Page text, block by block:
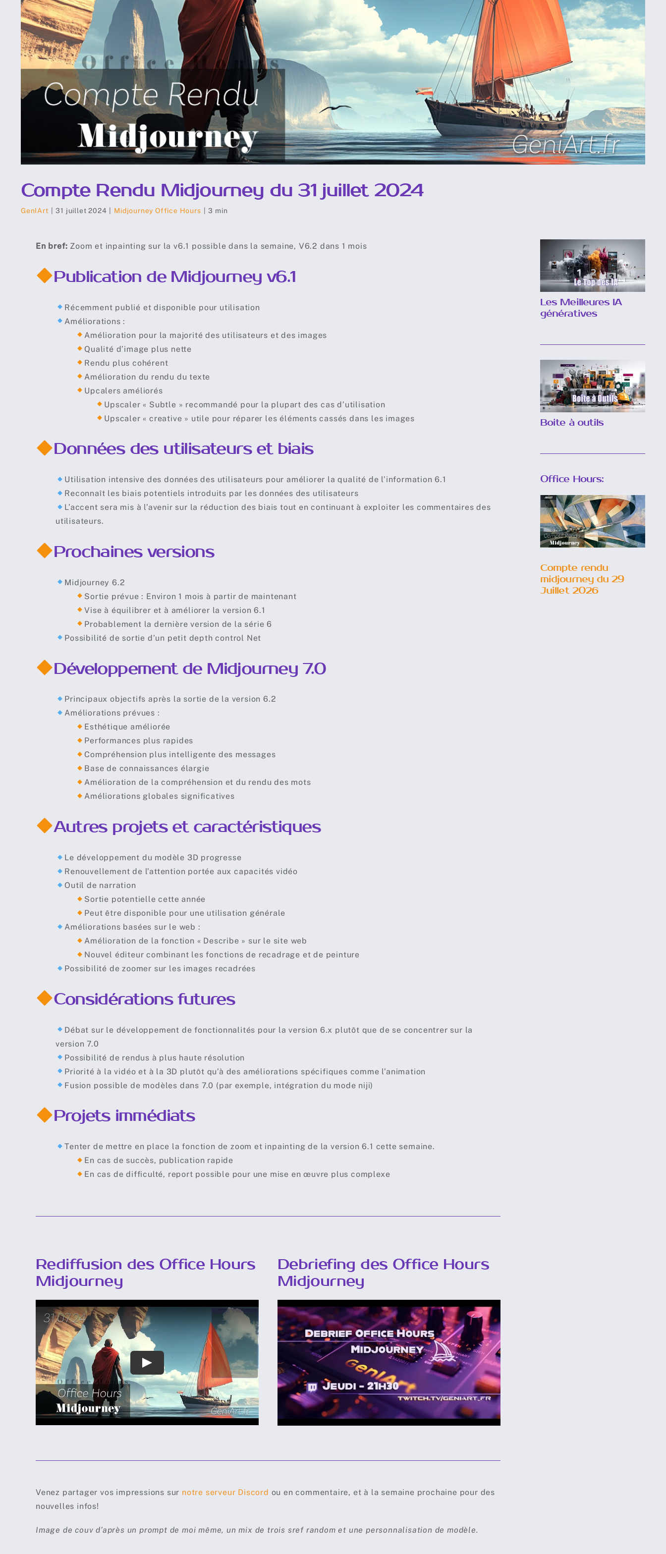
Compte Rendu Midjourney du 31 juillet 2024
GenIArt 31 juillet 2024 Midjourney Office Hours 3 min
En bref: Zoom et inpainting sur la v6.1 possible dans la semaine, V6.2 dans 1 mois
Publication de Midjourney v6.1
Récemment publié et disponible pour utilisation
Améliorations :
Amélioration pour la majorité des utilisateurs et des images
Qualité d’image plus nette
Rendu plus cohérent
Amélioration du rendu du texte
Upcalers améliorés
Upscaler « Subtle » recommandé pour la plupart des cas d’utilisation
Upscaler « creative » utile pour réparer les éléments cassés dans les images
Données des utilisateurs et biais
Utilisation intensive des données des utilisateurs pour améliorer la qualité de l’information 6.1
Reconnaît les biais potentiels introduits par les données des utilisateurs
L’accent sera mis à l’avenir sur la réduction des biais tout en continuant à exploiter les commentaires des
utilisateurs.
Prochaines versions
Midjourney 6.2
Sortie prévue : Environ 1 mois à partir de maintenant
Vise à équilibrer et à améliorer la version 6.1
Probablement la dernière version de la série 6
Possibilité de sortie d’un petit depth control Net
Développement de Midjourney 7.0
Principaux objectifs après la sortie de la version 6.2
Améliorations prévues :
Esthétique améliorée
Performances plus rapides
Compréhension plus intelligente des messages
Base de connaissances élargie
Amélioration de la compréhension et du rendu des mots
Améliorations globales significatives
Autres projets et caractéristiques
Le développement du modèle 3D progresse
Renouvellement de l’attention portée aux capacités vidéo
Outil de narration
Sortie potentielle cette année
Peut être disponible pour une utilisation générale
Améliorations basées sur le web :
Amélioration de la fonction « Describe » sur le site web
Nouvel éditeur combinant les fonctions de recadrage et de peinture
Possibilité de zoomer sur les images recadrées
Considérations futures
Débat sur le développement de fonctionnalités pour la version 6.x plutôt que de se concentrer sur la
version 7.0
Possibilité de rendus à plus haute résolution
Priorité à la vidéo et à la 3D plutôt qu’à des améliorations spécifiques comme l’animation
Fusion possible de modèles dans 7.0 (par exemple, intégration du mode niji)
Projets immédiats
Tenter de mettre en place la fonction de zoom et inpainting de la version 6.1 cette semaine.
En cas de succès, publication rapide
En cas de difficulté, report possible pour une mise en œuvre plus complexe
Rediffusion des Office Hours
Midjourney
Debriefing des Office Hours
Midjourney
Venez partager vos impressions sur notre serveur Discord ou en commentaire, et à la semaine prochaine pour des
nouvelles infos!
Image de couv d’après un prompt de moi même, un mix de trois sref random et une personnalisation de modèle.
Les Meilleures IA
génératives
Boite à outils
Office Hours:
Compte
rendu
midjourney
du 29 Juillet
2026
Compte rendu
midjourney du 29
Juillet 2026